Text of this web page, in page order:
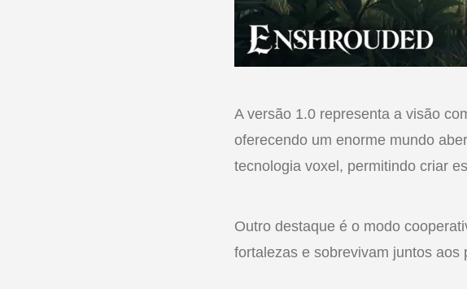
A versão 1.0 representa a visão
oferecendo um enorme mundo
tecnologia voxel, permitindo criar
Outro destaque é o modo
fortalezas e sobrevivam juntos